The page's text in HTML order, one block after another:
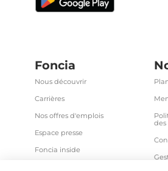
Foncia
Nous découvrir
Carrières
Nos offres d'emplois
Espace presse
Foncia inside
des